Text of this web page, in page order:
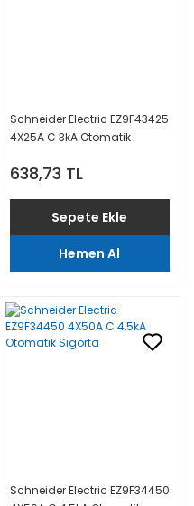
Schneider Electric EZ9F43425
4X25A C 3kA Otomatik
638,73 TL
Sepete Ekle
Hemen Al
Schneider Electric EZ9F34450